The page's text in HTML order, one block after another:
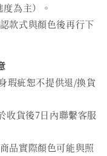
為主）。
款式與顏色後再行下
瑕疵恕不提供退/換貨
收貨後7日內聯繫客服
品實際顏色可能與照